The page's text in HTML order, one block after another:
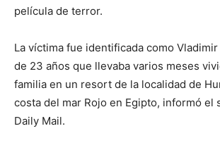
película de terror.
La víctima fue identificada como
de 23 años que llevaba varios meses
familia en un resort de la localidad de
costa del mar Rojo en Egipto, informó el
Daily Mail.